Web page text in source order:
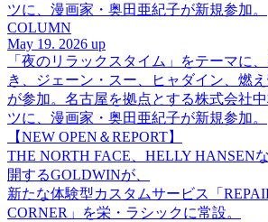
ツに、漫画家・奥田亜紀子が新規参加。
COLUMN
May 19. 2026 up
「夜のリラックスタイム」をテーマに
き、ジェーン・スー、ヒャダイン、燃
が参加。名古屋を拠点とする株式会社
ツに、漫画家・奥田亜紀子が新規参加。
【NEW OPEN＆REPORT】
THE NORTH FACE、HELLY HANSEN
開するGOLDWINが、
新たな体験型カスタムサービス「
CORNER」を栄・ラシックに常設。